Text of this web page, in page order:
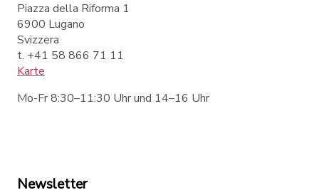
Piazza della Riforma 1
6900 Lugano
Svizzera
t. +41 58 866 71 11
Karte
Mo-Fr 8:30–11:30 Uhr und 14–16 Uhr
Newsletter